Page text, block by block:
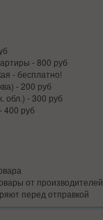
- 800 руб
- бесплатно!
- 200 руб
обл.) - 300 руб
400 руб
от производителей
перед отправкой